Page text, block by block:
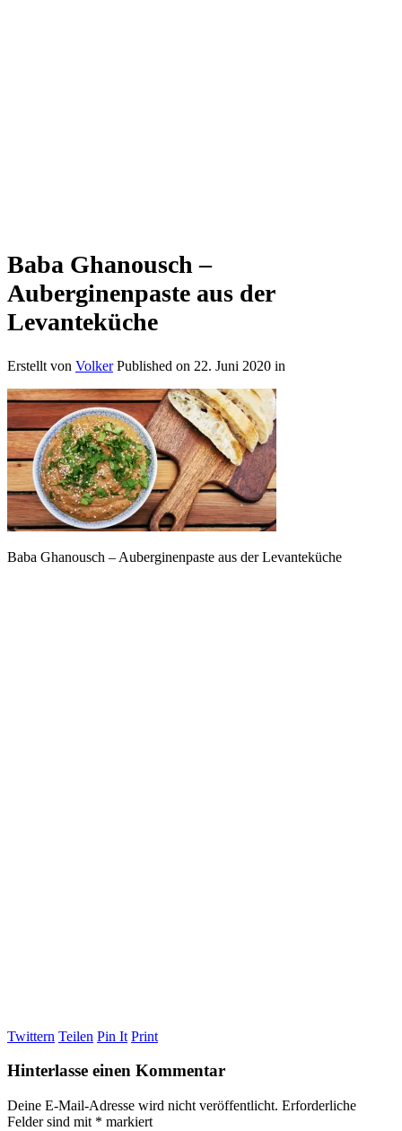
Baba Ghanousch –
Auberginenpaste aus der
Levanteküche
Erstellt von Volker Published on 22. Juni 2020 in
Baba Ghanousch – Auberginenpaste aus der Levanteküche
Twittern Teilen Pin It Print
Hinterlasse einen Kommentar
Deine E-Mail-Adresse wird nicht veröffentlicht. Erforderliche
Felder sind mit * markiert